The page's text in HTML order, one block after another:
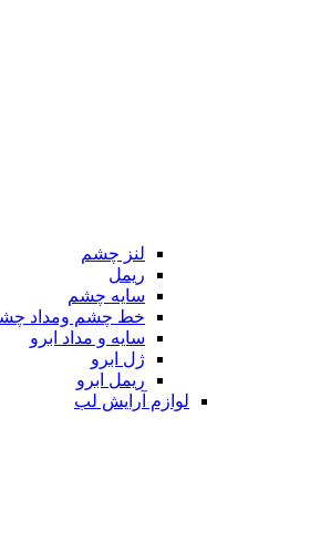
لنز چشم
ریمل
سایه چشم
خط چشم ومداد
سایه و مداد ابرو
ژل ابرو
ریمل ابرو
لوازم آرایش لب